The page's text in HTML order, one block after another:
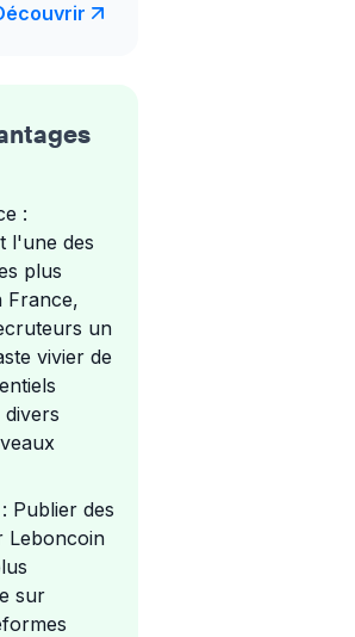
:
l'une des
plus
France,
un
vivier de
Publier des
Leboncoin
sur